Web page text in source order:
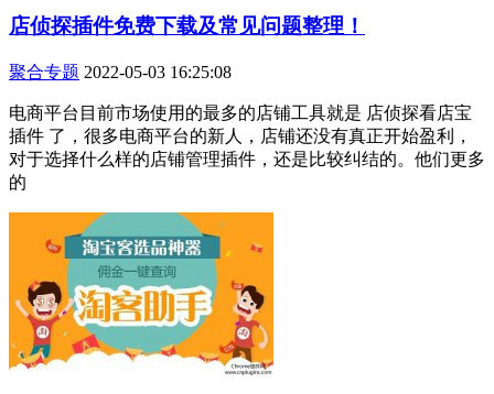
店侦探插件免费下载及常见问题整理！
聚合专题 2022-05-03 16:25:08
电商平台目前市场使用的最多的店铺工具就是 店侦探看店宝
插件 了，很多电商平台的新人，店铺还没有真正开始盈利，
对于选择什么样的店铺管理插件，还是比较纠结的。他们更多
的